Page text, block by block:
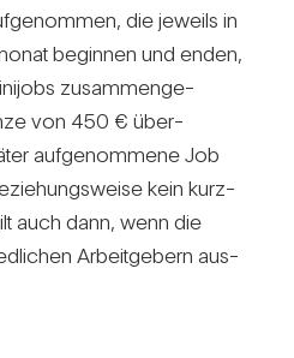
die jeweils in
beginnen und enden,
zusam­men­ge­
von 450 € über­
auf­ge­nom­mene Job
kein kurz­
auch dann, wenn die
Arbeit­ge­bern aus­